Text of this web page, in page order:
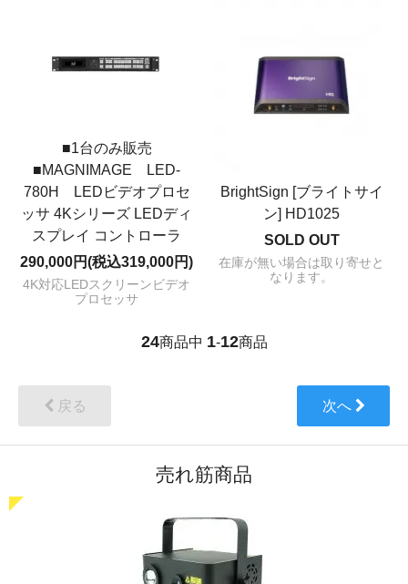
■1台のみ販売
■MAGNIMAGE LED-
780H LEDビデオプロセ
ッサ 4Kシリーズ LEDディ
スプレイ コントローラ
290,000円(税込319,000円)
4K対応LEDスクリーンビデオ
プロセッサ
BrightSign [ブライトサイ
ン] HD1025
SOLD OUT
在庫が無い場合は取り寄せと
なります。
24商品中 1-12商品
戻る 次へ
売れ筋商品